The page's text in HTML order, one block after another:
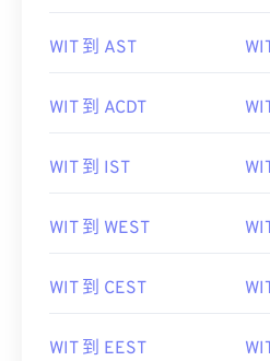
WIT 到 AST
WIT 到 ACDT
WIT 到 IST
WIT 到 WEST
WIT 到 CEST
WIT 到 EEST